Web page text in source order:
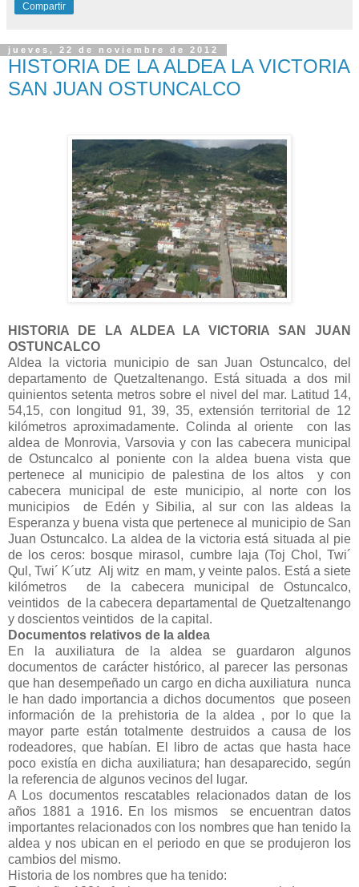
Compartir
jueves, 22 de noviembre de 2012
HISTORIA DE LA ALDEA LA VICTORIA
SAN JUAN OSTUNCALCO
HISTORIA DE LA ALDEA LA VICTORIA SAN JUAN
OSTUNCALCO
Aldea la victoria municipio de san Juan Ostuncalco, del
departamento de Quetzaltenango. Está situada a dos mil
quinientos setenta metros sobre el nivel del mar. Latitud 14,
54,15, con longitud 91, 39, 35, extensión territorial de 12
kilómetros aproximadamente. Colinda al oriente con las
aldea de Monrovia, Varsovia y con las cabecera municipal
de Ostuncalco al poniente con la aldea buena vista que
pertenece al municipio de palestina de los altos y con
cabecera municipal de este municipio, al norte con los
municipios de Edén y Sibilia, al sur con las aldeas la
Esperanza y buena vista que pertenece al municipio de San
Juan Ostuncalco. La aldea de la victoria está situada al pie
de los ceros: bosque mirasol, cumbre laja (Toj Chol, Twi´
Qul, Twi´ K´utz Alj witz en mam, y veinte palos. Está a siete
kilómetros de la cabecera municipal de Ostuncalco,
veintidos de la cabecera departamental de Quetzaltenango
y doscientos veintidos de la capital.
Documentos relativos de la aldea
En la auxiliatura de la aldea se guardaron algunos
documentos de carácter histórico, al parecer las personas
que han desempeñado un cargo en dicha auxiliatura nunca
le han dado importancia a dichos documentos que poseen
información de la prehistoria de la aldea , por lo que la
mayor parte están totalmente destruidos a causa de los
rodeadores, que habían. El libro de actas que hasta hace
poco existía en dicha auxiliatura; han desaparecido, según
la referencia de algunos vecinos del lugar.
A Los documentos rescatables relacionados datan de los
años 1881 a 1916. En los mismos se encuentran datos
importantes relacionados con los nombres que han tenido la
aldea y nos ubican en el periodo en que se produjeron los
cambios del mismo.
Historia de los nombres que ha tenido: